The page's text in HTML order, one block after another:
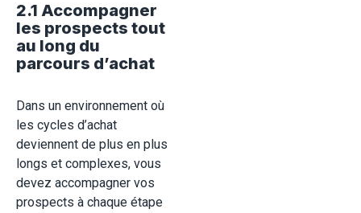
2.1 Accompagner
les prospects tout
au long du
parcours d’achat
Dans un environnement où
les cycles d’achat
deviennent de plus en plus
longs et complexes, vous
devez accompagner vos
prospects à chaque étape